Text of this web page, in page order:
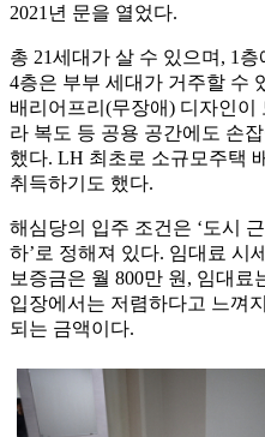
2021년 문을 열었다.
총 21세대가 살 수 있으며, 1
4층은 부부 세대가 거주할 수
배리어프리(무장애) 디자인이
라 복도 등 공용 공간에도 손
했다. LH 최초로 소규모주택
취득하기도 했다.
해심당의 입주 조건은 ‘도시
하’로 정해져 있다. 임대료 시
보증금은 월 800만 원, 임대료
입장에서는 저렴하다고 느껴
되는 금액이다.